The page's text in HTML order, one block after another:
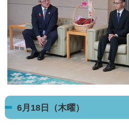
6月18日（木曜）